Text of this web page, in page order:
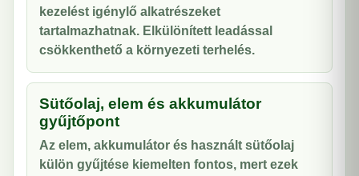
kezelést igénylő alkatrészeket
tartalmazhatnak. Elkülönített leadással
csökkenthető a környezeti terhelés.
Sütőolaj, elem és akkumulátor
gyűjtőpont
Az elem, akkumulátor és használt sütőolaj
külön gyűjtése kiemelten fontos, mert ezek